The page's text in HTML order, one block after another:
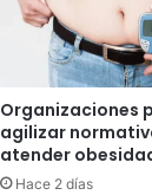
Organizaciones
agilizar
atender
Hace 2 días